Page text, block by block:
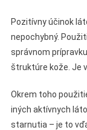
Pozitívny účinok
nepochybný.
správnom
štruktúre kože. Je
Okrem toho
iných aktívnych
starnutia – je to